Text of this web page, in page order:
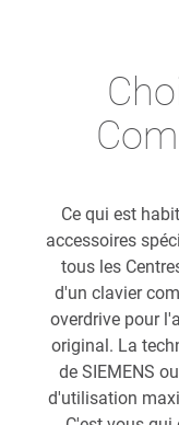
Ce qui est
accessoires
tous les
d'un clavier
overdrive pour
original. La
de SIEMENS
d'utilisation